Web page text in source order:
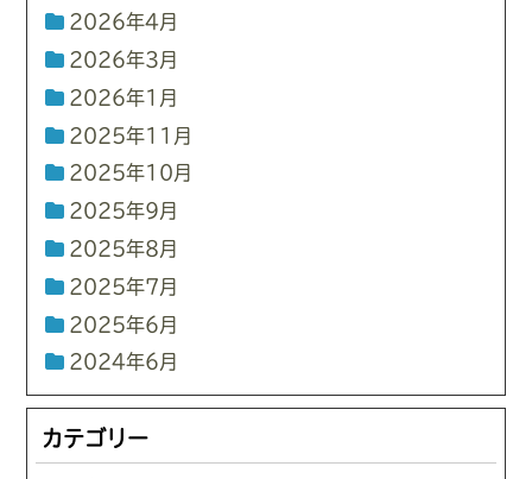
2026年4月
2026年3月
2026年1月
2025年11月
2025年10月
2025年9月
2025年8月
2025年7月
2025年6月
2024年6月
カテゴリー